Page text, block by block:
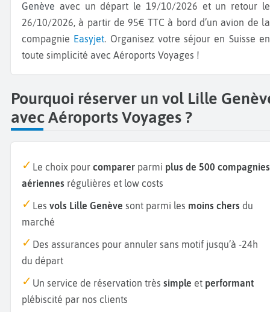
Genève avec un départ le 19/10/2026 et un retour le
26/10/2026, à partir de 95€ TTC à bord d’un avion de la
compagnie Easyjet. Organisez votre séjour en Suisse en
toute simplicité avec Aéroports Voyages !
Pourquoi réserver un vol Lille
avec Aéroports Voyages ?
Le choix pour comparer parmi plus de 500 compagnies
aériennes régulières et low costs
Les vols Lille Genève sont parmi les moins chers du
marché
Des assurances pour annuler sans motif jusqu’à -24h
du départ
Un service de réservation très simple et performant
plébiscité par nos clients